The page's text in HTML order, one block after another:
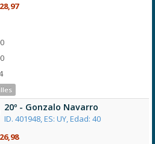
28,97
20º - Gonzalo Navarro
ID. 401948, ES: UY, Edad: 40
26,98